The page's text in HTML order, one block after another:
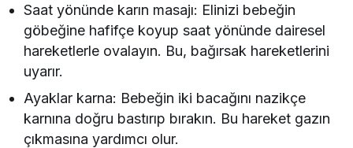
Saat yönünde karın masajı: Elinizi bebeğin
göbeğine hafifçe koyup saat yönünde dairesel
hareketlerle ovalayın. Bu, bağırsak hareketlerini
uyarır.
Ayaklar karna: Bebeğin iki bacağını nazikçe
karnına doğru bastırıp bırakın. Bu hareket gazın
çıkmasına yardımcı olur.